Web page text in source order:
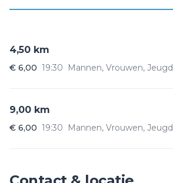
4,50 km
19:30 Mannen, Vrouwen, Jeugd
€ 6,00
9,00 km
19:30 Mannen, Vrouwen, Jeugd
€ 6,00